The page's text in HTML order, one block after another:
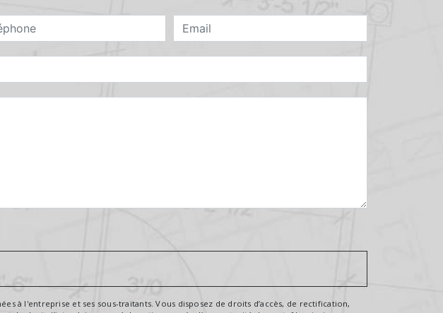
à l'entreprise et ses sous-traitants. Vous disposez de droits d’accès, de rectification,